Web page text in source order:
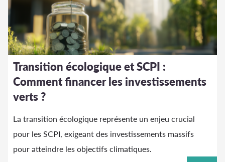
Transition écologique et SCPI :
Comment financer les investissements
verts ?
La transition écologique représente un enjeu crucial
pour les SCPI, exigeant des investissements massifs
pour atteindre les objectifs climatiques.